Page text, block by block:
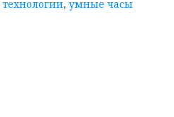
технологии, умные часы